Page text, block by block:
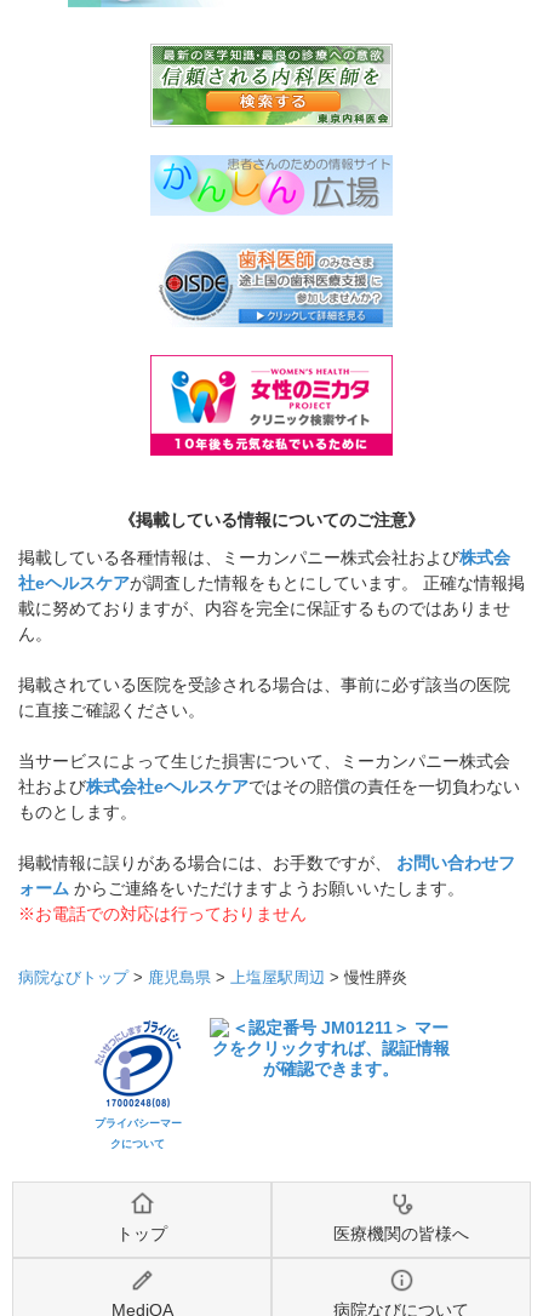
《掲載している情報についてのご注意》
掲載している各種情報は、ミーカンパニー株式会社および株式会
社eヘルスケアが調査した情報をもとにしています。 正確な情報掲
載に努めておりますが、内容を完全に保証するものではありませ
ん。
掲載されている医院を受診される場合は、事前に必ず該当の医院
に直接ご確認ください。
当サービスによって生じた損害について、ミーカンパニー株式会
社および株式会社eヘルスケアではその賠償の責任を一切負わない
ものとします。
掲載情報に誤りがある場合には、お手数ですが、 お問い合わせフ
ォーム からご連絡をいただけますようお願いいたします。
※お電話での対応は行っておりません
病院なびトップ> 鹿児島県 > 上塩屋駅周辺 > 慢性膵炎
プライバシーマー
クについて
トップ 医療機関の皆様へ
MediQA 病院なびについて